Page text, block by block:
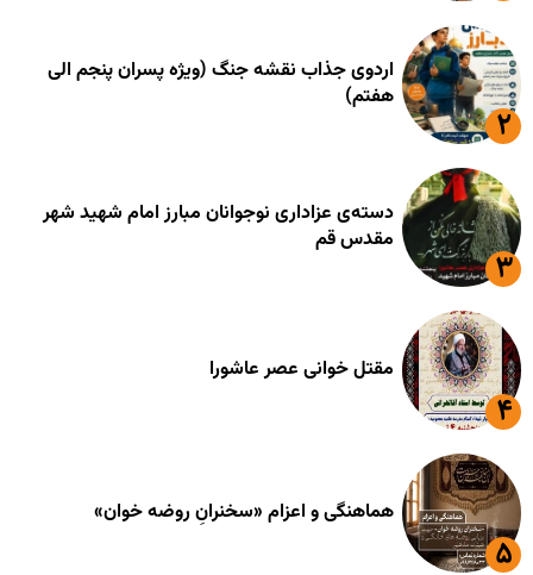
اردوی جذاب نقشه جنگ (ویژه پسران پنجم الی
هفتم)
دسته‌ی عزاداری نوجوانان مبارز امام شهید شهر
مقدس قم
مقتل خوانی عصر عاشورا
هماهنگی و اعزام «سخنرانِ روضه خوان»